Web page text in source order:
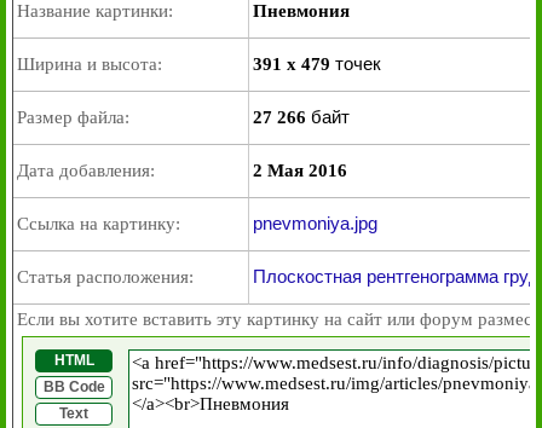
Название картинки: Пневмония
Ширина и высота: 391 x 479 точек
Размер файла: 27 266 байт
Дата добавления: 2 Мая 2016
Ссылка на картинку: pnevmoniya.jpg
Статья расположения: Плоскостная рентгенограмма
Если вы хотите вставить эту картинку на сайт или форум
HTML
BB Code
Text